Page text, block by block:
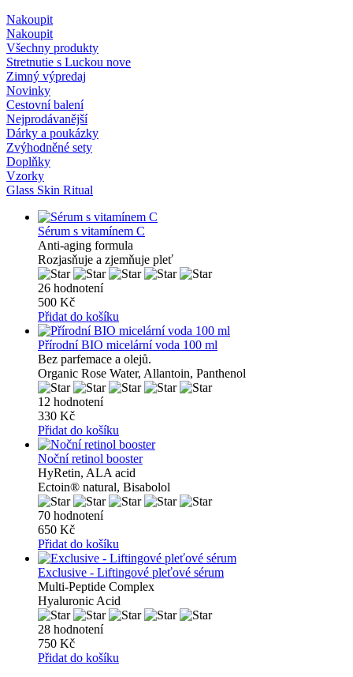
Nakoupit
Nakoupit
Všechny produkty
Stretnutie s Luckou nove
Zimný výpredaj
Novinky
Cestovní balení
Nejprodávanější
Dárky a poukázky
Zvýhodněné sety
Doplňky
Vzorky
Glass Skin Ritual
Sérum s vitamínem C
Anti-aging formula
Rozjasňuje a zjemňuje pleť
26 hodnotení
500 Kč
Přidat do košíku
Přírodní BIO micelární voda 100 ml
Bez parfemace a olejů.
Organic Rose Water, Allantoin, Panthenol
12 hodnotení
330 Kč
Přidat do košíku
Noční retinol booster
HyRetin, ALA acid
Ectoin® natural, Bisabolol
70 hodnotení
650 Kč
Přidat do košíku
Exclusive - Liftingové pleťové sérum
Multi-Peptide Complex
Hyaluronic Acid
28 hodnotení
750 Kč
Přidat do košíku